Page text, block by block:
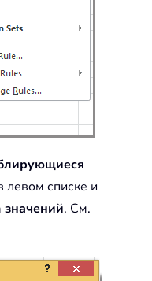
левом списке и
значений. См.